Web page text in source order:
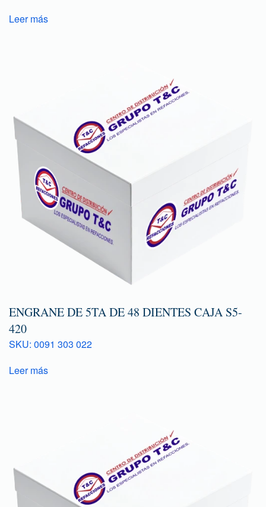
Leer más
ENGRANE DE 5TA DE 48 DIENTES CAJA S5-
420
SKU: 0091 303 022
Leer más